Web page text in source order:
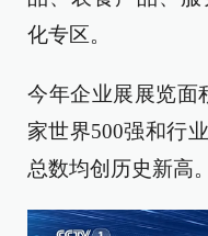
化专区。
今年企业展展览面
家世界500强和行
总数均创历史新高。